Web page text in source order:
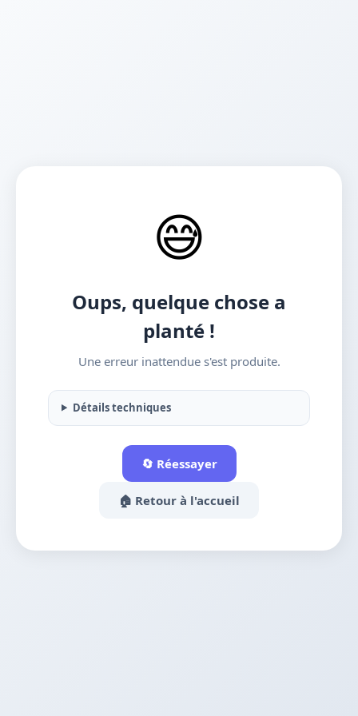
😅
Oups, quelque chose a
planté !
Une erreur inattendue s'est produite.
Détails techniques
🔄 Réessayer
🏠 Retour à l'accueil